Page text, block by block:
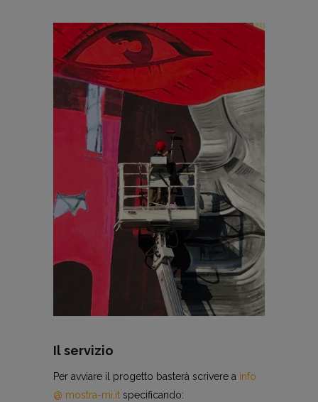
Il servizio
Per avviare il progetto basterà scrivere a info
@ mostra-mi.itspecificando: